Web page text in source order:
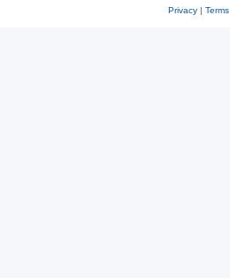
Privacy| Terms